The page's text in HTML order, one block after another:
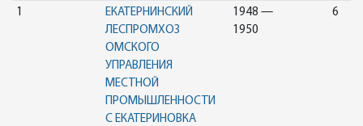
1
ЕКАТЕРНИНСКИЙ
ЛЕСПРОМХОЗ
ОМСКОГО
УПРАВЛЕНИЯ
МЕСТНОЙ
ПРОМЫШЛЕННОСТИ
С ЕКАТЕРИНОВКА
1948 —
1950
6